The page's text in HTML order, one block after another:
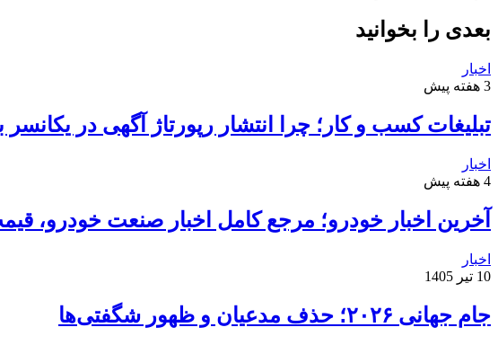
بعدی را بخوانید
اخبار
3 هفته پیش
تبلیغات کسب و کار؛ چرا انتشار رپورتاژ آگهی در
اخبار
4 هفته پیش
آخرین اخبار خودرو؛ مرجع کامل اخبار صنعت خودرو،
اخبار
10 تیر 1405
جام جهانی ۲۰۲۶؛ حذف مدعیان و ظهور شگفتی‌ها